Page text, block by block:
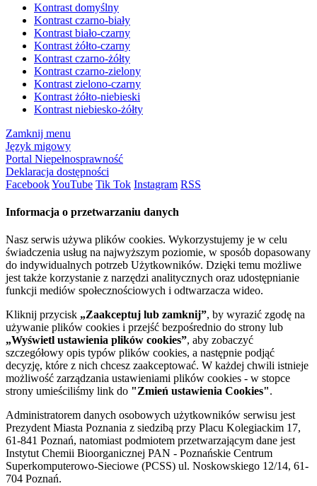
Kontrast domyślny
Kontrast czarno-biały
Kontrast biało-czarny
Kontrast żółto-czarny
Kontrast czarno-żółty
Kontrast czarno-zielony
Kontrast zielono-czarny
Kontrast żółto-niebieski
Kontrast niebiesko-żółty
Zamknij menu
Język migowy
Portal Niepełnosprawność
Deklaracja dostępności
FacebookYouTube Tik Tok Instagram RSS
Informacja o przetwarzaniu danych
Nasz serwis używa plików cookies. Wykorzystujemy je w celu
świadczenia usług na najwyższym poziomie, w sposób dopasowany
do indywidualnych potrzeb Użytkowników. Dzięki temu możliwe
jest także korzystanie z narzędzi analitycznych oraz udostępnianie
funkcji mediów społecznościowych i odtwarzacza wideo.
Kliknij przycisk „Zaakceptuj lub zamknij”, by wyrazić zgodę na
używanie plików cookies i przejść bezpośrednio do strony lub
„Wyświetl ustawienia plików cookies”, aby zobaczyć
szczegółowy opis typów plików cookies, a następnie podjąć
decyzję, które z nich chcesz zaakceptować. W każdej chwili istnieje
możliwość zarządzania ustawieniami plików cookies - w stopce
strony umieściliśmy link do "Zmień ustawienia Cookies".
Administratorem danych osobowych użytkowników serwisu jest
Prezydent Miasta Poznania z siedzibą przy Placu Kolegiackim 17,
61-841 Poznań, natomiast podmiotem przetwarzającym dane jest
Instytut Chemii Bioorganicznej PAN - Poznańskie Centrum
Superkomputerowo-Sieciowe (PCSS) ul. Noskowskiego 12/14, 61-
704 Poznań.